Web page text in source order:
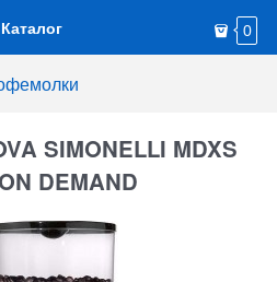
Каталог 0
SIMONELLI MDXS
DEMAND